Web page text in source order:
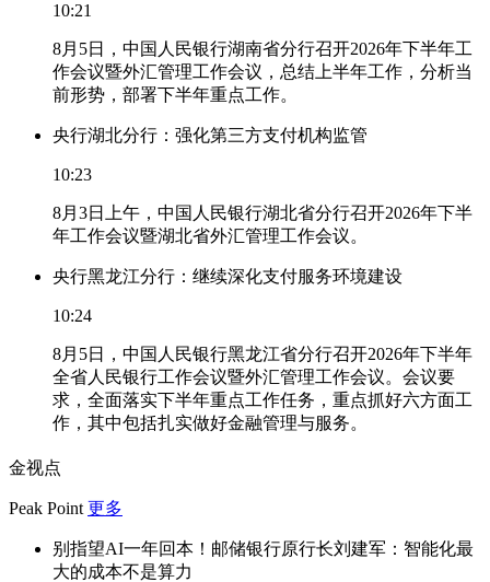
10:21
8月5日，中国人民银行湖南省分行召开2026年下半年工
作会议暨外汇管理工作会议，总结上半年工作，分析当
前形势，部署下半年重点工作。
央行湖北分行：强化第三方支付机构监管
10:23
8月3日上午，中国人民银行湖北省分行召开2026年下半
年工作会议暨湖北省外汇管理工作会议。
央行黑龙江分行：继续深化支付服务环境建设
10:24
8月5日，中国人民银行黑龙江省分行召开2026年下半年
全省人民银行工作会议暨外汇管理工作会议。会议要
求，全面落实下半年重点工作任务，重点抓好六方面工
作，其中包括扎实做好金融管理与服务。
金视点
Peak Point 更多
别指望AI一年回本！邮储银行原行长刘建军：智能化最
大的成本不是算力